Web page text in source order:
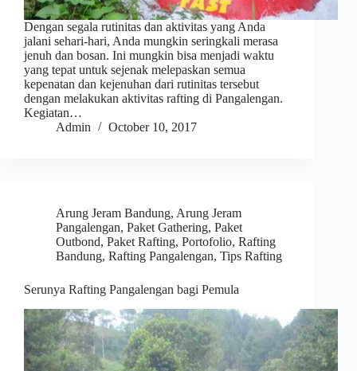
Dengan segala rutinitas dan aktivitas yang Anda
jalani sehari-hari, Anda mungkin seringkali merasa
jenuh dan bosan. Ini mungkin bisa menjadi waktu
yang tepat untuk sejenak melepaskan semua
kepenatan dan kejenuhan dari rutinitas tersebut
dengan melakukan aktivitas rafting di Pangalengan.
Kegiatan…
Admin
October 10, 2017
Arung Jeram Bandung, Arung Jeram
Pangalengan, Paket Gathering, Paket
Outbond, Paket Rafting, Portofolio, Rafting
Bandung, Rafting Pangalengan, Tips Rafting
Serunya Rafting Pangalengan bagi Pemula